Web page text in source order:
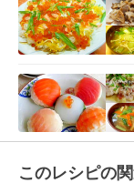
このレシピの